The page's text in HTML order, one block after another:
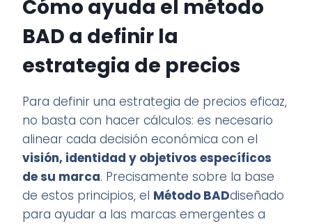
Cómo ayuda el método
BAD a definir la
estrategia de precios
Para definir una estrategia de precios eficaz,
no basta con hacer cálculos: es necesario
alinear cada decisión económica con el
visión, identidad y objetivos específicos
de su marca. Precisamente sobre la base
de estos principios, el Método BADdiseñado
para ayudar a las marcas emergentes a